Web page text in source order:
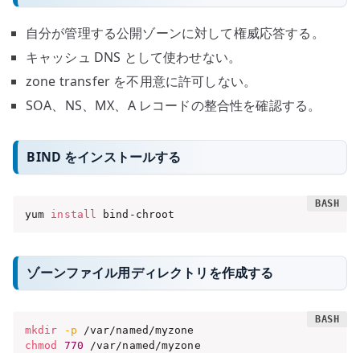
自分が管理する公開ゾーンに対して権威応答する。
キャッシュ DNS として使わせない。
zone transfer を不用意に許可しない。
SOA、NS、MX、A レコードの整合性を確認する。
BIND をインストールする
yum install bind-chroot
ゾーンファイル用ディレクトリを作成する
mkdir -p
chmod
770